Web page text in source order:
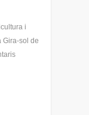
i
Gira-sol de